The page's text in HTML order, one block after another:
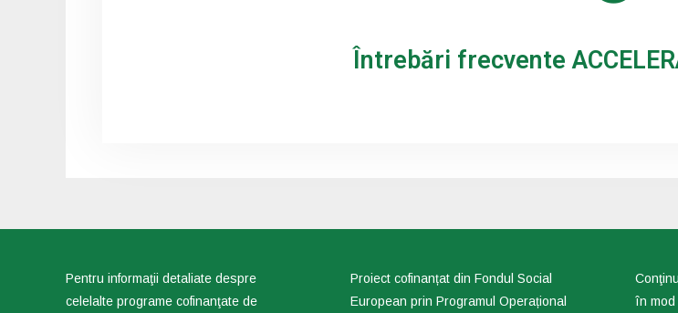
Întrebări frecvente
Pentru informaţii detaliate despre
celelalte programe cofinanţate de
Proiect cofinanțat din Fondul Social
European prin Programul Operațional
în mod